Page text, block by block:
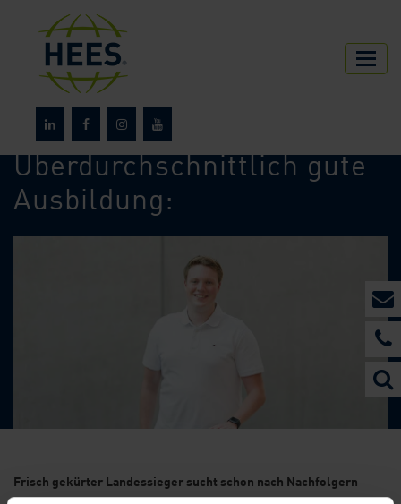
Über HEES News
Überdurchschnittlich gute
Ausbildung:
Frisch gekürter Landessieger sucht schon nach Nachfolgern